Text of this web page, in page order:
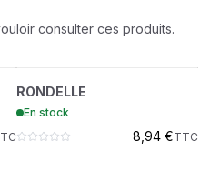
consulter ces produits.
6662035
RONDELLE
En stock
8,94 €TTC